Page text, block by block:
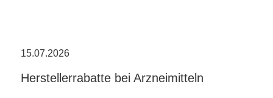
15.07.2026
Herstellerrabatte bei Arzneimitteln